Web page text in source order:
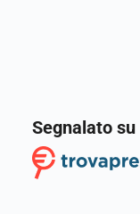
Segnalato su